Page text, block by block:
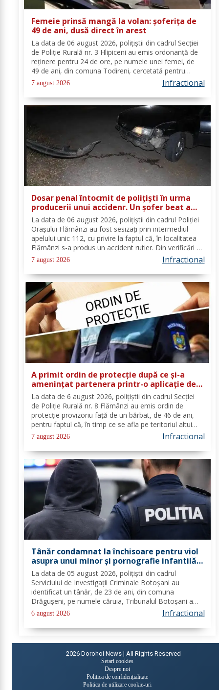
Femeie prinsă mangă la volan: șoferița de
49 de ani, dusă direct în arest
La data de 06 august 2026, polițiștii din cadrul Secției
de Poliție Rurală nr. 3 Hlipiceni au emis ordonanță de
reținere pentru 24 de ore, pe numele unei femei, de
49 de ani, din comuna Todireni, cercetată pentru
comiterea infracțiunii de conducerea unui vehicul sub
influența alcoolului. În urma...
7 august 2026 Infractional
Dosar penal întocmit de polițiști în urma
producerii unui accidenr. Un șofer beat a
lovit un cap de pod
La data de 06 august 2026, polițiștii din cadrul Poliției
Orașului Flămânzi au fost sesizați prin intermediul
apelului unic 112, cu privire la faptul că, în localitatea
Flămânzi s-a produs un accident rutier. Din verificări a
reieșit faptul că, în timp ce se deplasa pe strada
Tulburea din orașul...
7 august 2026 Infractional
A primit ordin de protecție după ce și-a
amenințat partenera printr-o aplicație de
mesagerie
La data de 6 august 2026, polițiștii din cadrul Secției
de Poliție Rurală nr. 8 Flămânzi au emis ordin de
protecție provizoriu față de un bărbat, de 46 de ani,
pentru faptul că, în timp ce se afla pe teritoriul altui
stat, și-ar fi amenințat partenera, prin intermediul unor
mesaje transmise...
7 august 2026 Infractional
Tânăr condamnat la închisoare pentru viol
asupra unui minor și pornografie infantilă,
identificat de polițiști
La data de 05 august 2026, polițiștii din cadrul
Serviciului de Investigații Criminale Botoșani au
identificat un tânăr, de 23 de ani, din comuna
Drăgușeni, pe numele căruia, Tribunalul Botoșani a
emis un mandat de executare a pedepsei cu
închisoarea. Tânărul a fost condamnat la 4 ani și 5 luni
de...
6 august 2026 Infractional
2026 Dorohoi News | All Rights Reserved
Setari cookies
Despre noi
Politica de confidențialitate
Politica de utilizare cookie-uri